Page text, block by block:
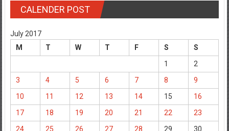
CALENDER POST
July 2017
M
T W T F S
S
1
2
3
4 5 6 7 8
9
10
11 12 13 14 15
16
17
18 19 20 21 22 23